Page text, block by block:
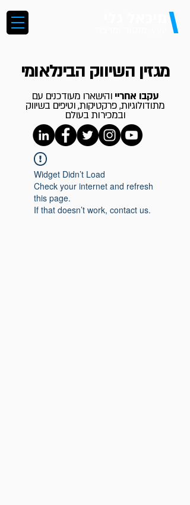
\
מגזין השיווק הבינלאומי
עקבו אחריי והישארו מעודכנים עם
מתודולוגיות, פרקטיקות, וטיפים בשיווק
ובמכירות בעולם
Widget Didn’t Load
Check your internet and refresh
this page.
If that doesn’t work, contact us.